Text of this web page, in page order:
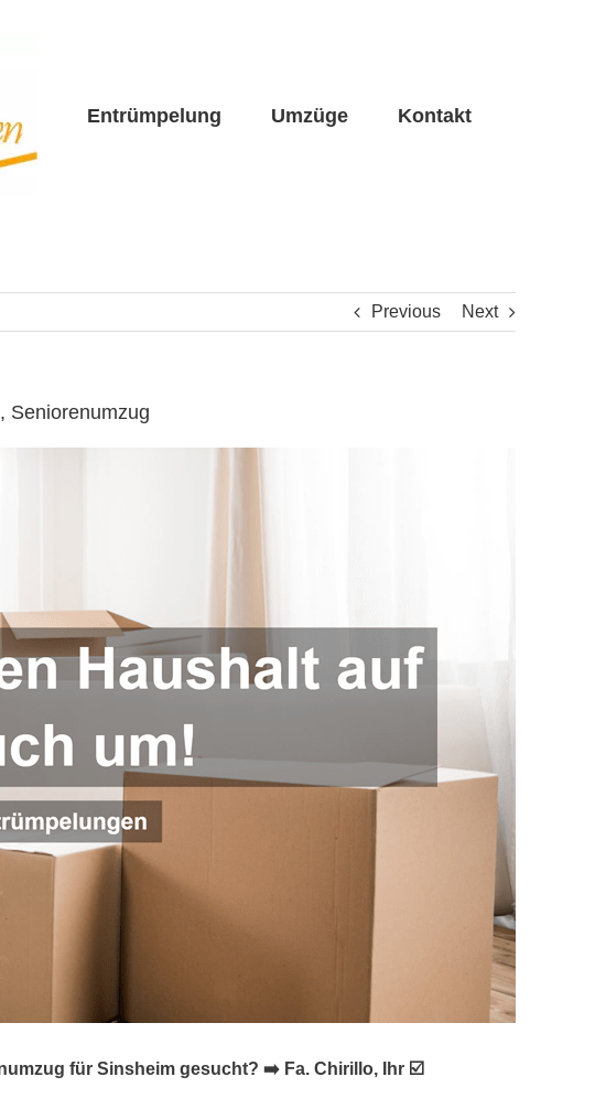
Entrümpelung Umzüge Kontakt
Previous Next
Seniorenumzug
für Sinsheim gesucht? ➡️ Fa. Chirillo, Ihr ☑️